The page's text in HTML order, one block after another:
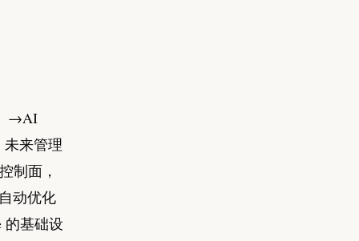
→AI
未来管理
制面，
动优化
的基础设